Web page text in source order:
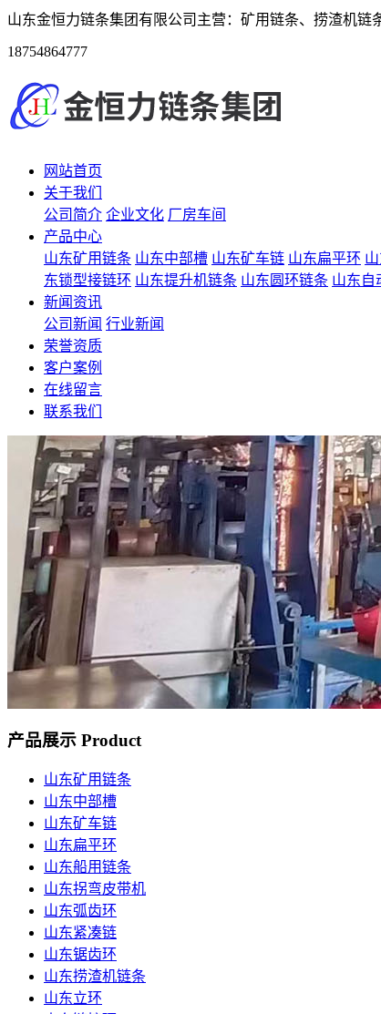
山东金恒力链条集团有限公司主营：矿用链条、捞渣机链
18754864777
网站首页
关于我们
公司简介 企业文化 厂房车间
产品中心
山东矿用链条 山东中部槽 山东矿车链 山东扁平环
东锁型接链环 山东提升机链条 山东圆环链条 山东自
新闻资讯
公司新闻 行业新闻
荣誉资质
客户案例
在线留言
联系我们
产品展示 Product
山东矿用链条
山东中部槽
山东矿车链
山东扁平环
山东船用链条
山东拐弯皮带机
山东弧齿环
山东紧凑链
山东锯齿环
山东捞渣机链条
山东立环